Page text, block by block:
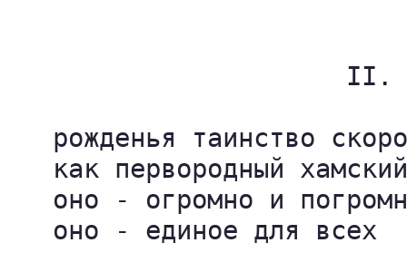
                      II.
рожденья таинство
как первородный
оно - огромно и
   оно - единое для всех